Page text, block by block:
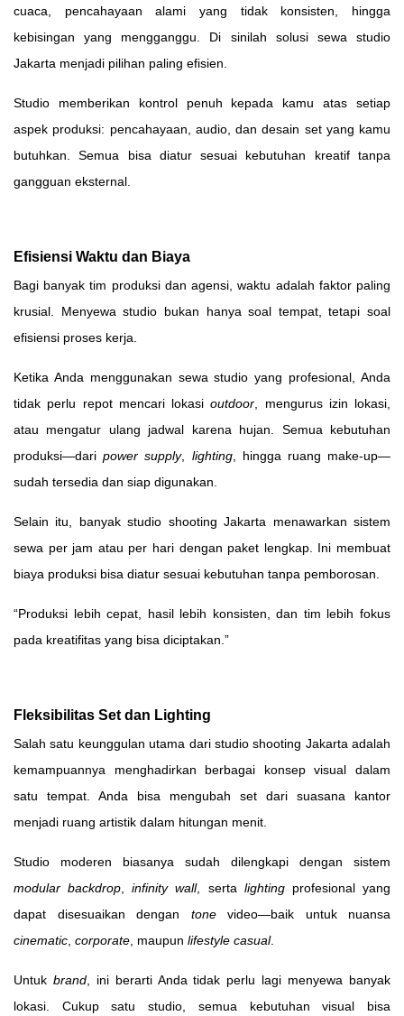
cuaca, pencahayaan alami yang tidak konsisten, hingga
kebisingan yang mengganggu. Di sinilah solusi sewa studio
Jakarta menjadi pilihan paling efisien.
Studio memberikan kontrol penuh kepada kamu atas setiap
aspek produksi: pencahayaan, audio, dan desain set yang kamu
butuhkan. Semua bisa diatur sesuai kebutuhan kreatif tanpa
gangguan eksternal.
Efisiensi Waktu dan Biaya
Bagi banyak tim produksi dan agensi, waktu adalah faktor paling
krusial. Menyewa studio bukan hanya soal tempat, tetapi soal
efisiensi proses kerja.
Ketika Anda menggunakan sewa studio yang profesional, Anda
tidak perlu repot mencari lokasioutdoor , mengurus izin lokasi,
atau mengatur ulang jadwal karena hujan. Semua kebutuhan
produksi—daripower supply, lighting, hingga ruang make-up—
sudah tersedia dan siap digunakan.
Selain itu, banyak studio shooting Jakarta menawarkan sistem
sewa per jam atau per hari dengan paket lengkap. Ini membuat
biaya produksi bisa diatur sesuai kebutuhan tanpa pemborosan.
“Produksi lebih cepat, hasil lebih konsisten, dan tim lebih fokus
pada kreatifitas yang bisa diciptakan.”
Fleksibilitas Set dan Lighting
Salah satu keunggulan utama dari studio shooting Jakarta adalah
kemampuannya menghadirkan berbagai konsep visual dalam
satu tempat. Anda bisa mengubah set dari suasana kantor
menjadi ruang artistik dalam hitungan menit.
Studio moderen biasanya sudah dilengkapi dengan sistem
modular backdrop ,infinity wall, serta lightingprofesional yang
dapat disesuaikan dengan tonevideo—baik untuk nuansa
cinematic corporate , maupun lifestyle casual.
Untuk brand, ini berarti Anda tidak perlu lagi menyewa banyak
lokasi. Cukup satu studio, semua kebutuhan visual bisa